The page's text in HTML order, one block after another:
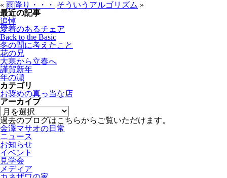
« 雨降り・・・ そういうアルゴリズム »
最近の記事
追悼
愛着のあるチェア
Back to the Basic
冬の間に考えたこと
花の兄
大寒から立春へ
謹賀新年
年の瀬
カテゴリ
お奨めの真っ当な店
アーカイブ
過去のブログはこちらからご覧いただけます。
金澤マサオの日常
ニュース
お知らせ
イベント
見学会
メディア